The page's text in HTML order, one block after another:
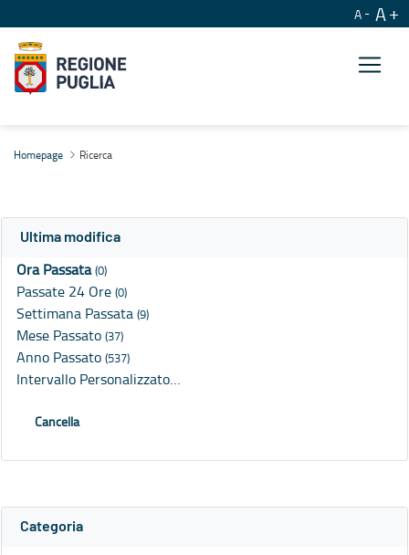
A A
Homepage Ricerca
Ultima modifica
Ora Passata(0)
Passate 24 Ore (0)
Settimana Passata (9)
Mese Passato (37)
Anno Passato (537)
Intervallo Personalizzato…
Cancella
Categoria